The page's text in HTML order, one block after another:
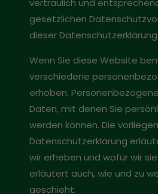
vertraulich und
gesetzlichen
dieser Datenschutzerklärung.
Wenn Sie diese Website
verschiedene
erhoben.
Daten, mit denen Sie
werden können. Die
Datenschutzerklärung
wir erheben und wofür wir
erläutert auch, wie und zu
geschieht.